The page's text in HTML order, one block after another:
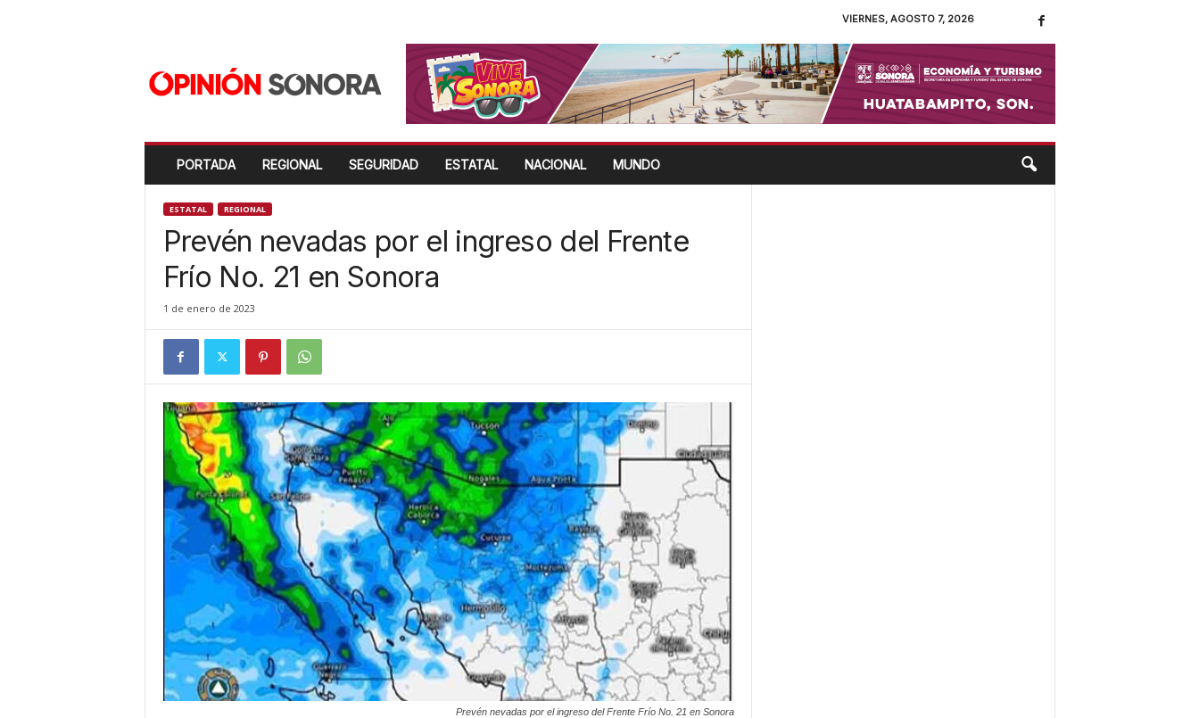
VIERNES, AGOSTO 7, 2026
PORTADA REGIONAL SEGURIDAD ESTATAL NACIONAL MUNDO
ESTATAL REGIONAL
Prevén nevadas por el ingreso del Frente
Frío No. 21 en Sonora
1 de enero de 2023
Prevén nevadas por el ingreso del Frente Frío No. 21 en Sonora